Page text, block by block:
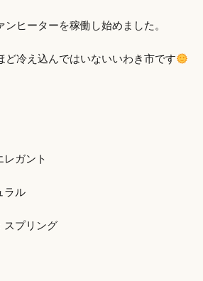
ヒーターを稼働し始めました。
ど冷え込んではいないいわき市です
ガント
ラル
スプリング